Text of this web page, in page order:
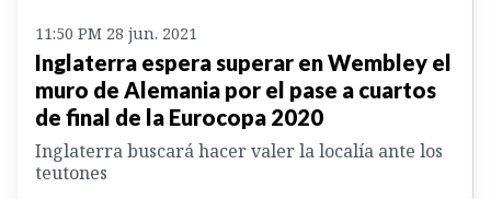
11:50 PM 28 jun. 2021
Inglaterra espera superar en Wembley el
muro de Alemania por el pase a cuartos
de final de la Eurocopa 2020
Inglaterra buscará hacer valer la localía ante los
teutones